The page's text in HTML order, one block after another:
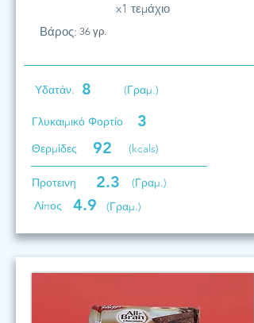
x1 τεμάχιο
Βάρος: 36 γρ.
Υδατάν. 8 (Γραμ.)
Γλυκαιμικό Φορτίο 3
Θερμίδες 92 (kcals)
Προτεινη 2.3
(Γραμ.)
Λίπος
4.9 (Γραμ.)